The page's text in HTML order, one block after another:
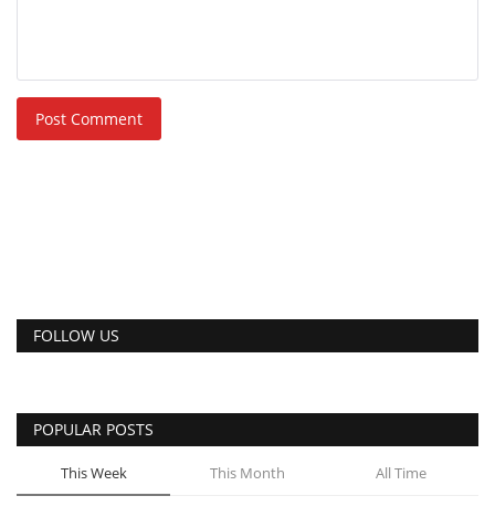
Post Comment
FOLLOW US
POPULAR POSTS
This Week This Month All Time